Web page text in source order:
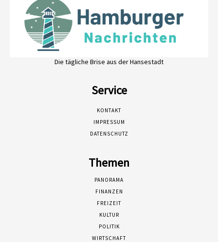
Die tägliche Brise aus der Hansestadt
Service
KONTAKT
IMPRESSUM
DATENSCHUTZ
Themen
PANORAMA
FINANZEN
FREIZEIT
KULTUR
POLITIK
WIRTSCHAFT